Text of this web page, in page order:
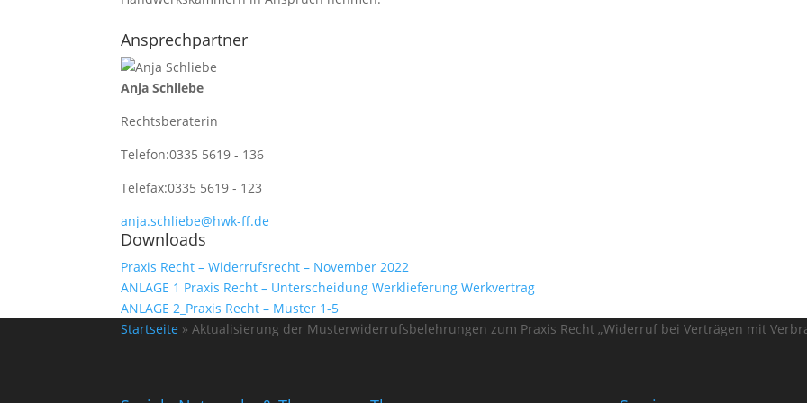
Ansprechpartner
Anja Schliebe
Rechtsberaterin
Telefon:0335 5619 - 136
Telefax:0335 5619 - 123
anja.schliebe@hwk-ff.de
Downloads
Praxis Recht – Widerrufsrecht – November 2022
ANLAGE 1 Praxis Recht – Unterscheidung Werklieferung Werkvertrag
ANLAGE 2_Praxis Recht – Muster 1-5
Startseite »Aktualisierung der Musterwiderrufsbelehrungen zum Praxis Recht „Widerruf bei Verträgen mit